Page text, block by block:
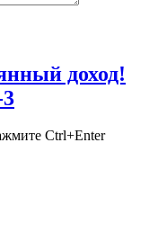
доход!
Ctrl+Enter